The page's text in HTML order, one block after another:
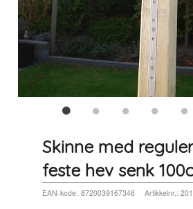
Skinne med
feste hev senk
EAN-kode: 8720039167346 Artikkelnr.: